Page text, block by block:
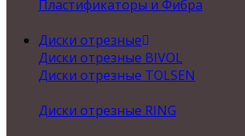
Пластификаторы и Фибра
Диски отрезные
Диски отрезные BIVOL
Диски отрезные TOLSEN
Диски отрезные RING